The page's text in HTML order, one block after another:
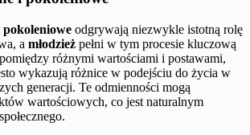
pokoleniowe odgrywają niezwykle istotną rolę
a młodzież pełni w tym procesie kluczową
różnymi wartościami i postawami,
wykazują różnice w podejściu do życia w
generacji. Te odmienności mogą
wartościowych, co jest naturalnym